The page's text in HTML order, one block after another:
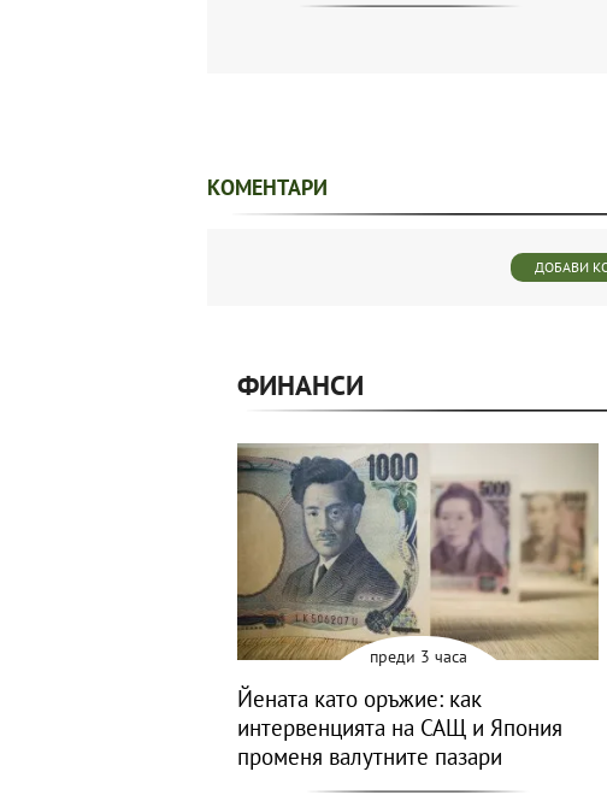
КОМЕНТАРИ
ДОБАВИ
ФИНАНСИ
преди 3 часа
Йената като оръжие: как
интервенцията на САЩ и Япония
променя валутните пазари